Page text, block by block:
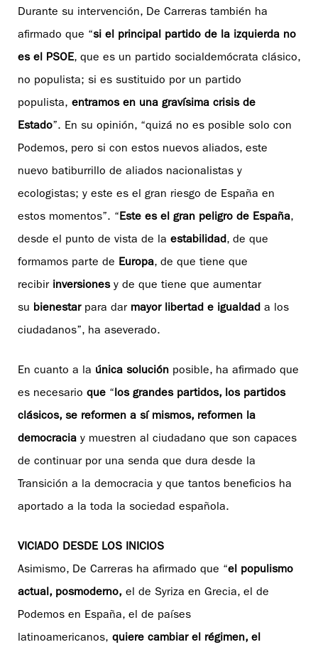
Durante su intervención, De Carreras también ha
afirmado que “si el principal partido de la izquierda no
es el PSOE, que es un partido socialdemócrata clásico,
no populista; si es sustituido por un partido
populista, entramos en una gravísima crisis de
Estado”. En su opinión, “quizá no es posible solo con
Podemos, pero si con estos nuevos aliados, este
nuevo batiburrillo de aliados nacionalistas y
ecologistas; y este es el gran riesgo de España en
estos momentos”. “Este es el gran peligro de España,
desde el punto de vista de la estabilidad, de que
formamos parte de Europa, de que tiene que
recibir inversionesy de que tiene que aumentar
su bienestarpara dar mayor libertad e igualdad a los
ciudadanos”, ha aseverado.
En cuanto a la única solución posible, ha afirmado que
es necesario que “los grandes partidos, los partidos
clásicos, se reformen a sí mismos, reformen la
democracia y muestren al ciudadano que son capaces
de continuar por una senda que dura desde la
Transición a la democracia y que tantos beneficios ha
aportado a la toda la sociedad española.
VICIADO DESDE LOS INICIOS
Asimismo, De Carreras ha afirmado que “el populismo
actual, posmoderno, el de Syriza en Grecia, el de
Podemos en España, el de países
latinoamericanos, quiere cambiar el régimen, el